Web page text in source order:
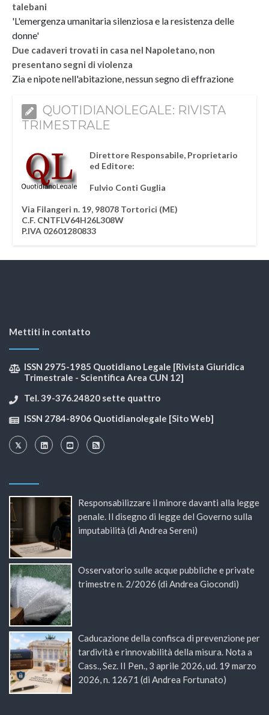
talebani
'L'emergenza umanitaria silenziosa e la resistenza delle
donne'
Due cadaveri trovati in casa nel Napoletano, non
presentano segni di violenza
Zia e nipote nell'abitazione, nessun segno di effrazione
QUOTIDIANOLEGALE: RIVISTA
TRIMESTRALE
Direttore Responsabile, Proprietario
ed Editore:
Fulvio Conti Guglia
Via Filangeri n. 19, 98078 Tortorici (ME)
C.F. CNTFLV64H26L308W
P.IVA 02601280833
Mettiti in contatto
ISSN 2975-1985 Quotidiano Legale [Rivista Giuridica
Trimestrale - Scientifica Area CUN 12]
Tel. 39-376.24820 sette quattro
ISSN 2784-8906 Quotidianolegale [Sito Web]
Responsabilizzare il minore davanti alla legge
penale. Il disegno di legge del Governo sulla
imputabilità (di Andrea Sereni)
Osservatorio sulle acque pubbliche e private
trimestre n. 2/2026 (di Andrea Giocondi)
Caducazione della confisca di prevenzione per
tardività e rinnovabilità della misura. Nota a
Cass., Sez. II Pen., 3 aprile 2026, ud. 19 marzo
2026, n. 12671 (di Andrea Fortunato)